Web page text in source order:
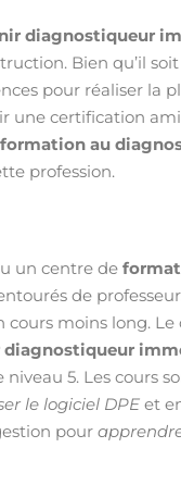
diagnostiqueur
Bien qu’il
pour réaliser la
une certification
formation au
profession.
un centre de
de
moins long. Le
diagnostiqueur
5. Les cours
le logiciel DPE et
pour